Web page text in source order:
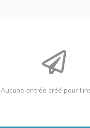
Aucune entrée créé pour